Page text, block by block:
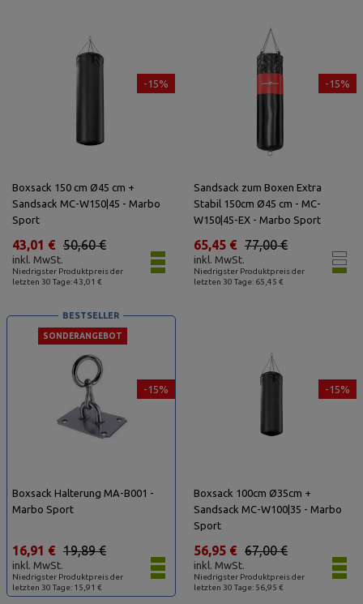
-15%
Boxsack 150 cm Ø45 cm +
Sandsack MC-W150|45 - Marbo
Sport
Niedrigster Produktpreis der
letzten 30 Tage: 43,01 €
50,60 €
43,01 €
inkl. MwSt.
-15%
Sandsack zum Boxen Extra
Stabil 150cm Ø45 cm - MC-
W150|45-EX - Marbo Sport
Niedrigster Produktpreis der
letzten 30 Tage: 65,45 €
77,00 €
65,45 €
inkl. MwSt.
-15%
SONDERANGEBOT
BESTSELLER
Boxsack Halterung MA-B001 -
Marbo Sport
Niedrigster Produktpreis der
letzten 30 Tage: 15,91 €
19,89 €
16,91 €
inkl. MwSt.
-15%
Boxsack 100cm Ø35cm +
Sandsack MC-W100|35 - Marbo
Sport
Niedrigster Produktpreis der
letzten 30 Tage: 56,95 €
67,00 €
56,95 €
inkl. MwSt.